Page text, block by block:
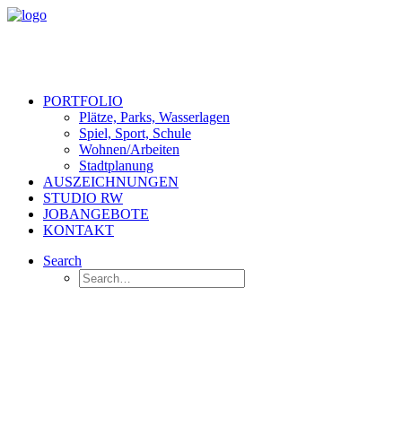
PORTFOLIO
Plätze, Parks, Wasserlagen
Spiel, Sport, Schule
Wohnen/Arbeiten
Stadtplanung
AUSZEICHNUNGEN
STUDIO RW
JOBANGEBOTE
KONTAKT
Search